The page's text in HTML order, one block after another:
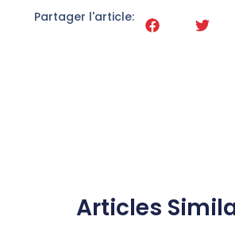
Partager l'article:
Articles